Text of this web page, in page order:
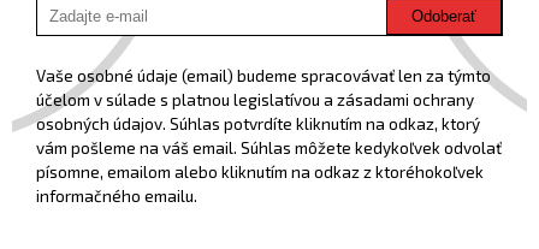
Odoberať
Vaše osobné údaje (email) budeme spracovávať len za týmto
účelom v súlade s platnou legislatívou a zásadami ochrany
osobných údajov. Súhlas potvrdíte kliknutím na odkaz, ktorý
vám pošleme na váš email. Súhlas môžete kedykoľvek odvolať
písomne, emailom alebo kliknutím na odkaz z ktoréhokoľvek
informačného emailu.